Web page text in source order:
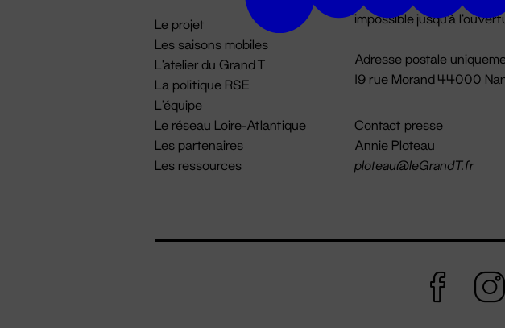
Le projet
Les saisons mobiles
L'atelier du Grand T
La politique RSE
L'équipe
Le réseau Loire-Atlantique
Les partenaires
Les ressources
impossible jusqu'à
Adresse postale
19 rue Morand 44000
Contact presse
Annie Ploteau
ploteau@leGrandT.fr